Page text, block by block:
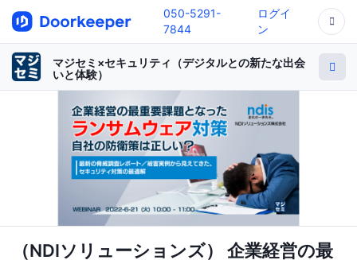
050-5291-
7844
ログイ
ン
マジセミ×セキュリティ（デジタルとの新たな出会
いと体験）
（NDIソリューションズ） 企業経営の最